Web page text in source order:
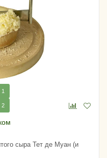
1
2
сыра Тет де Муан (и